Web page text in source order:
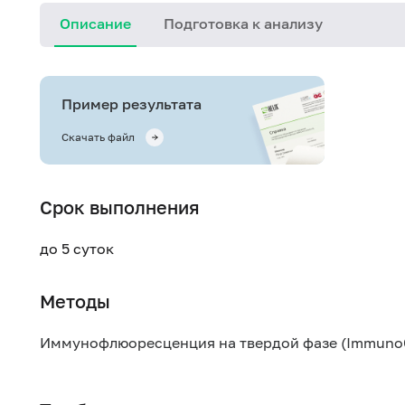
Описание Подготовка к анализу
Пример результата
Скачать файл
Срок выполнения
до 5 суток
Методы
Иммунофлюоресценция на твердой фазе